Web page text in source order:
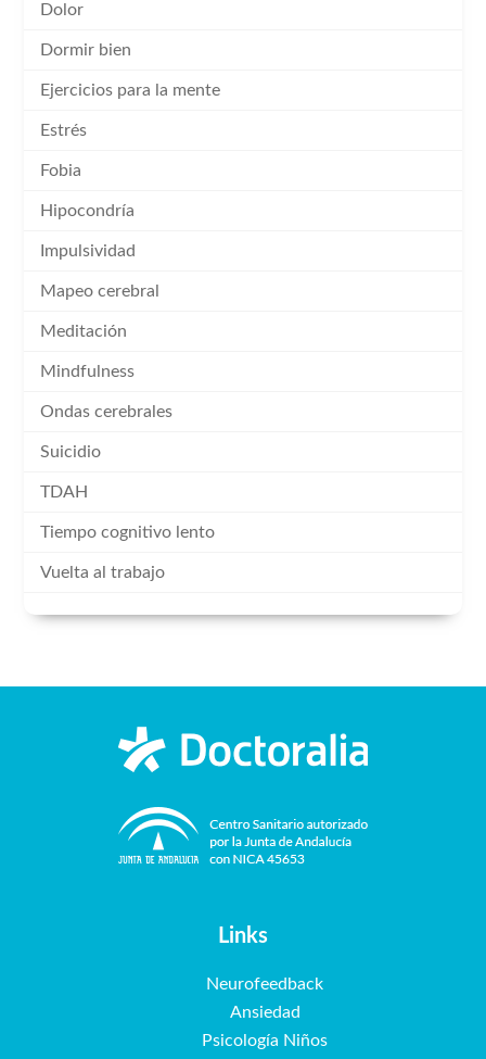
Dolor
Dormir bien
Ejercicios para la mente
Estrés
Fobia
Hipocondría
Impulsividad
Mapeo cerebral
Meditación
Mindfulness
Ondas cerebrales
Suicidio
TDAH
Tiempo cognitivo lento
Vuelta al trabajo
Links
Neurofeedback
Ansiedad
Psicología Niños